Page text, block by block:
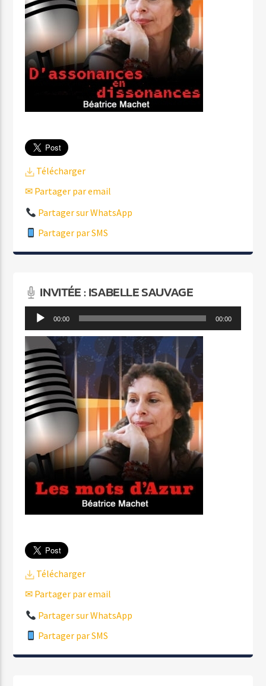
Télécharger
✉ Partager par email
Partager sur WhatsApp
Partager par SMS
INVITÉE : ISABELLE SAUVAGE
Lecteur
audio
00:00 00:00
Télécharger
✉ Partager par email
Partager sur WhatsApp
Partager par SMS